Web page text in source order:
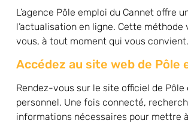
L’agence Pôle emploi du Cannet offre
l’actualisation en ligne. Cette
vous, à tout moment qui vous
Accédez au site web de Pôle
Rendez-vous sur le site officiel de
personnel. Une fois connecté,
informations nécessaires pour mettre